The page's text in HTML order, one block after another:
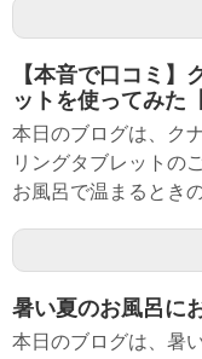
【本音で口コミ】
ットを使ってみた
本日のブログは、ク
リングタブレットの
お風呂で温まるとき
暑い夏のお風呂に
本日のブログは、暑